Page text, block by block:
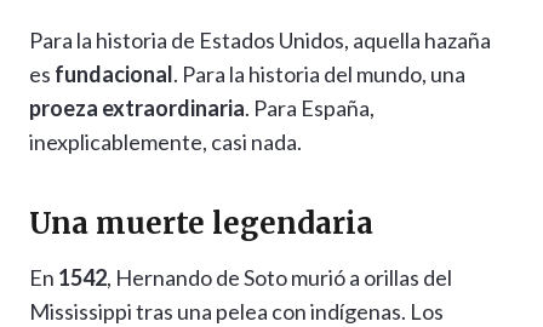
Para la historia de Estados Unidos, aquella hazaña
es fundacional. Para la historia del mundo, una
proeza extraordinaria. Para España,
inexplicablemente, casi nada.
Una muerte legendaria
En 1542, Hernando de Soto murió a orillas del
Mississippi tras una pelea con indígenas. Los